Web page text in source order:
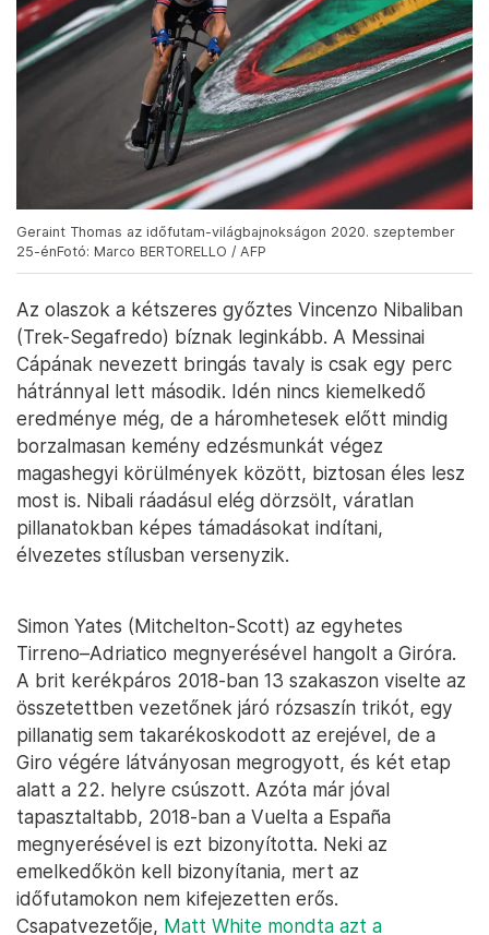
Geraint Thomas az időfutam-világbajnokságon 2020. szeptember
25-énFotó: Marco BERTORELLO / AFP
Az olaszok a kétszeres győztes Vincenzo Nibaliban
(Trek-Segafredo) bíznak leginkább. A Messinai
Cápának nevezett bringás tavaly is csak egy perc
hátránnyal lett második. Idén nincs kiemelkedő
eredménye még, de a háromhetesek előtt mindig
borzalmasan kemény edzésmunkát végez
magashegyi körülmények között, biztosan éles lesz
most is. Nibali ráadásul elég dörzsölt, váratlan
pillanatokban képes támadásokat indítani,
élvezetes stílusban versenyzik.
Simon Yates (Mitchelton-Scott) az egyhetes
Tirreno–Adriatico megnyerésével hangolt a Giróra.
A brit kerékpáros 2018-ban 13 szakaszon viselte az
összetettben vezetőnek járó rózsaszín trikót, egy
pillanatig sem takarékoskodott az erejével, de a
Giro végére látványosan megrogyott, és két etap
alatt a 22. helyre csúszott. Azóta már jóval
tapasztaltabb, 2018-ban a Vuelta a España
megnyerésével is ezt bizonyította. Neki az
emelkedőkön kell bizonyítania, mert az
időfutamokon nem kifejezetten erős.
Csapatvezetője, Matt White mondta azt a